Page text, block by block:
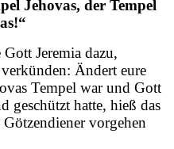
Jehovas, der Tempel
Jeremia dazu,
Ändert eure
Tempel war und Gott
geschützt hatte, hieß das
vorgehen